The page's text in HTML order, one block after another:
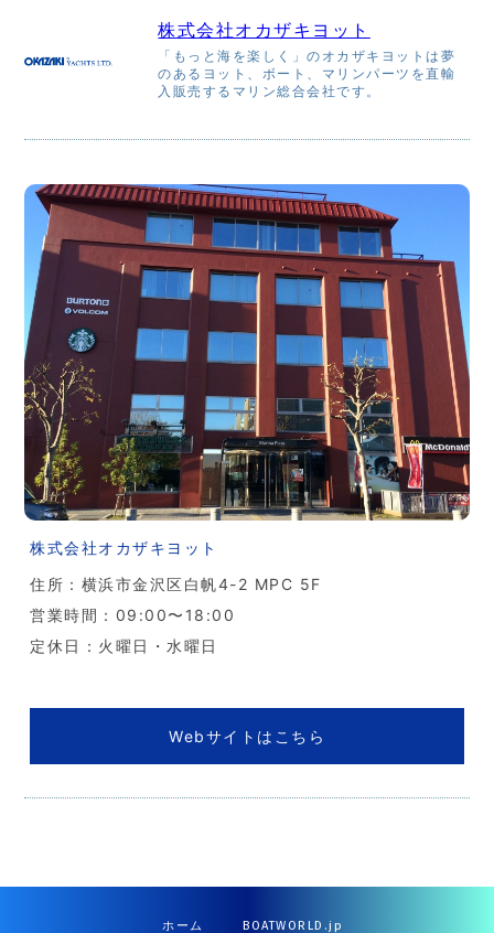
株式会社オカザキヨット
「もっと海を楽しく」のオカザキヨットは夢
のあるヨット、ボート、マリンパーツを直輸
入販売するマリン総合会社です。
株式会社オカザキヨット
住所：横浜市金沢区白帆4-2 MPC 5F
営業時間：09:00〜18:00
定休日：火曜日・水曜日
Webサイトはこちら
ホーム BOATWORLD.jp